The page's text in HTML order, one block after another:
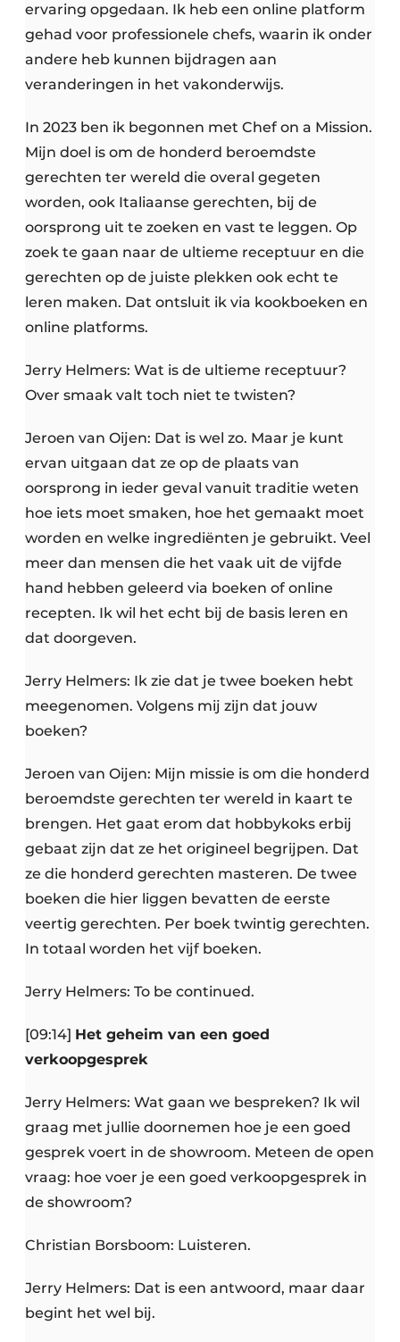
ervaring opgedaan. Ik heb een online platform
gehad voor professionele chefs, waarin ik onder
andere heb kunnen bijdragen aan
veranderingen in het vakonderwijs.
In 2023 ben ik begonnen met Chef on a Mission.
Mijn doel is om de honderd beroemdste
gerechten ter wereld die overal gegeten
worden, ook Italiaanse gerechten, bij de
oorsprong uit te zoeken en vast te leggen. Op
zoek te gaan naar de ultieme receptuur en die
gerechten op de juiste plekken ook echt te
leren maken. Dat ontsluit ik via kookboeken en
online platforms.
Jerry Helmers: Wat is de ultieme receptuur?
Over smaak valt toch niet te twisten?
Jeroen van Oijen: Dat is wel zo. Maar je kunt
ervan uitgaan dat ze op de plaats van
oorsprong in ieder geval vanuit traditie weten
hoe iets moet smaken, hoe het gemaakt moet
worden en welke ingrediënten je gebruikt. Veel
meer dan mensen die het vaak uit de vijfde
hand hebben geleerd via boeken of online
recepten. Ik wil het echt bij de basis leren en
dat doorgeven.
Jerry Helmers: Ik zie dat je twee boeken hebt
meegenomen. Volgens mij zijn dat jouw
boeken?
Jeroen van Oijen: Mijn missie is om die honderd
beroemdste gerechten ter wereld in kaart te
brengen. Het gaat erom dat hobbykoks erbij
gebaat zijn dat ze het origineel begrijpen. Dat
ze die honderd gerechten masteren. De twee
boeken die hier liggen bevatten de eerste
veertig gerechten. Per boek twintig gerechten.
In totaal worden het vijf boeken.
Jerry Helmers: To be continued.
[09:14] Het geheim van een goed
verkoopgesprek
Jerry Helmers: Wat gaan we bespreken? Ik wil
graag met jullie doornemen hoe je een goed
gesprek voert in de showroom. Meteen de open
vraag: hoe voer je een goed verkoopgesprek in
de showroom?
Christian Borsboom: Luisteren.
Jerry Helmers: Dat is een antwoord, maar daar
begint het wel bij.